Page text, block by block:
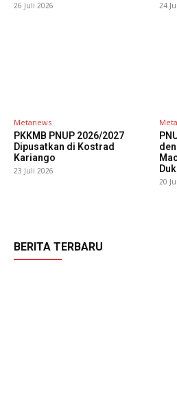
26 Juli 2026 24
Metanews
PKKMB PNUP 2026/2027
Dipusatkan di Kostrad
Kariango
23 Juli 2026
20
BERITA TERBARU